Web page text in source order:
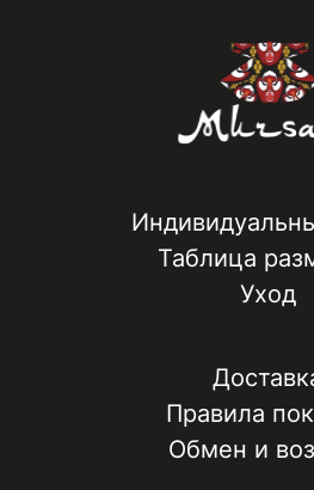
Таблица
Уход
Правила
Обмен и